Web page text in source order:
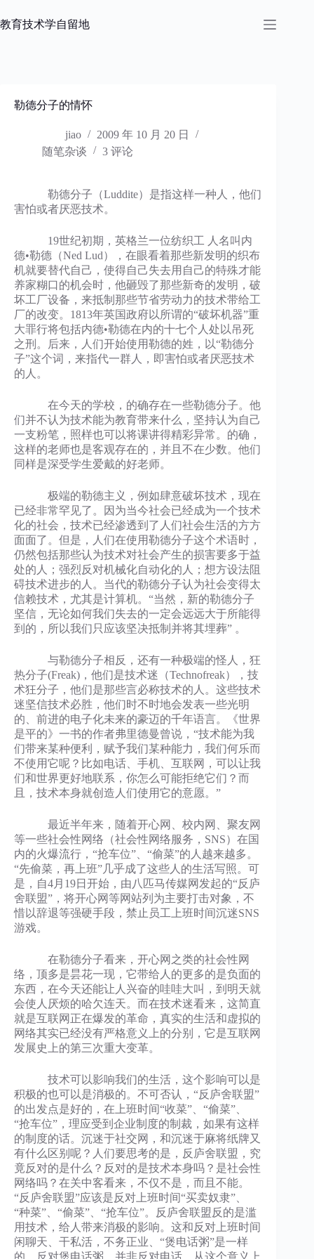
过
教育技术学自留地
勒德分子的情怀
jiao
2009 年 10 月 20 日
随笔杂谈
3 评论
勒德分子（Luddite）是指这样一种人，他们
害怕或者厌恶技术。
19世纪初期，英格兰一位纺织工 人名叫内
德•勒德（Ned Lud），在眼看着那些新发明的织布
机就要替代自己，使得自己失去用自己的特殊才能
养家糊口的机会时，他砸毁了那些新奇的发明，破
坏工厂设备，来抵制那些节省劳动力的技术带给工
厂的改变。1813年英国政府以所谓的“破坏机器”重
大罪行将包括内德•勒德在内的十七个人处以吊死
之刑。后来，人们开始使用勒德的姓，以“勒德分
子”这个词，来指代一群人，即害怕或者厌恶技术
的人。
在今天的学校，的确存在一些勒德分子。他
们并不认为技术能为教育带来什么，坚持认为自己
一支粉笔，照样也可以将课讲得精彩异常。的确，
这样的老师也是客观存在的，并且不在少数。他们
同样是深受学生爱戴的好老师。
极端的勒德主义，例如肆意破坏技术，现在
已经非常罕见了。因为当今社会已经成为一个技术
化的社会，技术已经渗透到了人们社会生活的方方
面面了。但是，人们在使用勒德分子这个术语时，
仍然包括那些认为技术对社会产生的损害要多于益
处的人；强烈反对机械化自动化的人；想方设法阻
碍技术进步的人。当代的勒德分子认为社会变得太
信赖技术，尤其是计算机。“当然，新的勒德分子
坚信，无论如何我们失去的一定会远远大于所能得
到的，所以我们只应该坚决抵制并将其埋葬” 。
与勒德分子相反，还有一种极端的怪人，狂
热分子(Freak)，他们是技术迷（Technofreak），技
术狂分子，他们是那些言必称技术的人。这些技术
迷坚信技术必胜，他们时不时地会发表一些光明
的、前进的电子化未来的豪迈的千年语言。《世界
是平的》一书的作者弗里德曼曾说，“技术能为我
们带来某种便利，赋予我们某种能力，我们何乐而
不使用它呢？比如电话、手机、互联网，可以让我
们和世界更好地联系，你怎么可能拒绝它们？而
且，技术本身就创造人们使用它的意愿。”
最近半年来，随着开心网、校内网、聚友网
等一些社会性网络（社会性网络服务，SNS）在国
内的火爆流行，“抢车位”、“偷菜”的人越来越多。
“先偷菜，再上班”几乎成了这些人的生活写照。可
是，自4月19日开始，由八匹马传媒网发起的“反庐
舍联盟”，将开心网等网站列为主要打击对象，不
惜以辞退等强硬手段，禁止员工上班时间沉迷SNS
游戏。
在勒德分子看来，开心网之类的社会性网
络，顶多是昙花一现，它带给人的更多的是负面的
东西，在今天还能让人兴奋的哇哇大叫，到明天就
会使人厌烦的哈欠连天。而在技术迷看来，这简直
就是互联网正在爆发的革命，真实的生活和虚拟的
网络其实已经没有严格意义上的分别，它是互联网
发展史上的第三次重大变革。
技术可以影响我们的生活，这个影响可以是
积极的也可以是消极的。不可否认，“反庐舍联盟”
的出发点是好的，在上班时间“收菜”、“偷菜”、
“抢车位”，理应受到企业制度的制裁，如果有这样
的制度的话。沉迷于社交网，和沉迷于麻将纸牌又
有什么区别呢？人们要思考的是，反庐舍联盟，究
竟反对的是什么？反对的是技术本身吗？是社会性
网络吗？在关中客看来，不仅不是，而且不能。
“反庐舍联盟”应该是反对上班时间“买卖奴隶”、
“种菜”、“偷菜”、“抢车位”。反庐舍联盟反的是滥
用技术，给人带来消极的影响。这和反对上班时间
闲聊天、干私活，不务正业、“煲电话粥”是一样
的。反对煲电话粥，并非反对电话。从这个意义上